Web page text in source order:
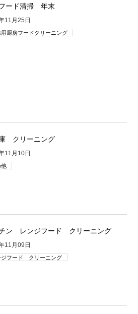
ード清掃 年末
11月25日
用厨房フードクリーニング
クリーニング
11月10日
他
ン レンジフード クリーニング
11月09日
ジフード クリーニング